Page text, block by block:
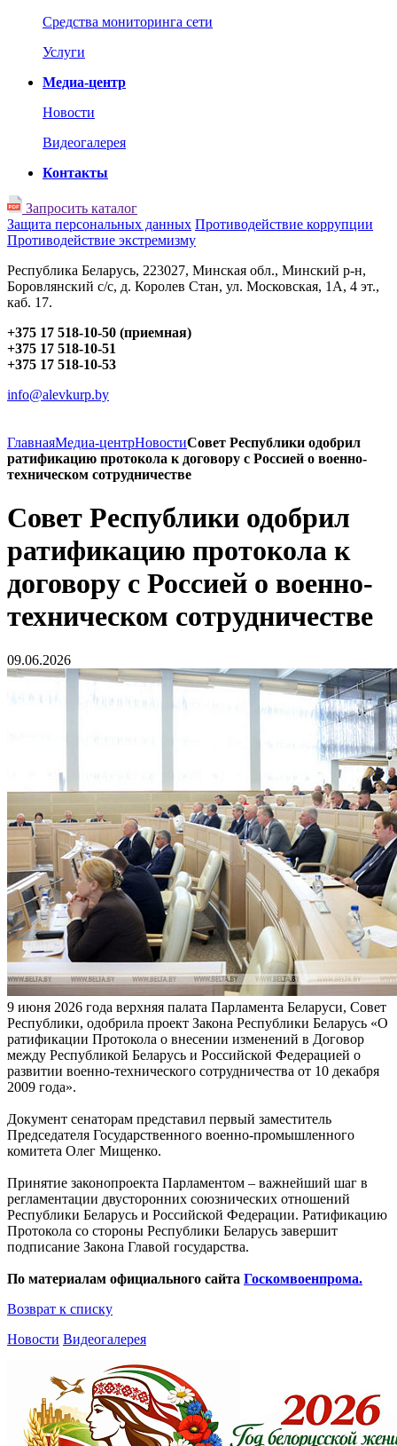
Средства мониторинга сети
Услуги
Медиа-центр
Новости
Видеогалерея
Контакты
Запросить каталог
Защита персональных данных Противодействие коррупции
Противодействие экстремизму
Республика Беларусь, 223027, Минская обл., Минский р-н,
Боровлянский с/с, д. Королев Стан, ул. Московская, 1А, 4 эт.,
каб. 17.
+375 17 518-10-50 (приемная)
+375 17 518-10-51
+375 17 518-10-53
info@alevkurp.by
ГлавнаяМедиа-центрНовостиСовет Республики одобрил
ратификацию протокола к договору с Россией о военно-
техническом сотрудничестве
Совет Республики одобрил
ратификацию протокола к
договору с Россией о военно-
техническом сотрудничестве
09.06.2026
9 июня 2026 года верхняя палата Парламента Беларуси, Совет
Республики, одобрила проект Закона Республики Беларусь «О
ратификации Протокола о внесении изменений в Договор
между Республикой Беларусь и Российской Федерацией о
развитии военно-технического сотрудничества от 10 декабря
2009 года».
Документ сенаторам представил первый заместитель
Председателя Государственного военно-промышленного
комитета Олег Мищенко.
Принятие законопроекта Парламентом – важнейший шаг в
регламентации двусторонних союзнических отношений
Республики Беларусь и Российской Федерации. Ратификацию
Протокола со стороны Республики Беларусь завершит
подписание Закона Главой государства.
По материалам официального сайта Госкомвоенпрома.
Возврат к списку
Новости Видеогалерея